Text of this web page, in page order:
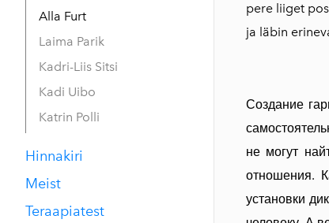
Alla Furt
Laima Parik
Kadri-Liis Sitsi
Kadi Uibo
Katrin Polli
Hinnakiri
Meist
Teraapiatest
pere liiget
ja läbin
Создание
не могут
отношения.
установки